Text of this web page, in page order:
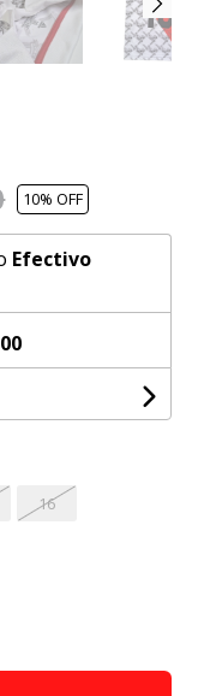
10% OFF
Efectivo
16